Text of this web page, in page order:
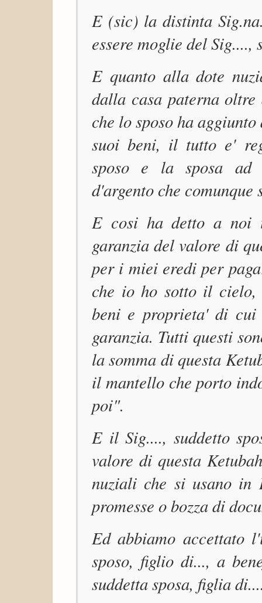
E (sic) la distinta
essere moglie del Sig....,
E quanto alla dote
dalla casa paterna
che lo sposo ha
suoi beni, il tutto e'
sposo e la sposa ad
d'argento che
E cosi ha detto a noi
garanzia del valore di
per i miei eredi per
che io ho sotto il cielo,
beni e proprieta' di
garanzia. Tutti questi
la somma di questa
il mantello che porto
poi".
E il Sig...., suddetto
valore di questa
nuziali che si usano in
promesse o bozza di
Ed abbiamo accettato
sposo, figlio di..., a
suddetta sposa, figlia